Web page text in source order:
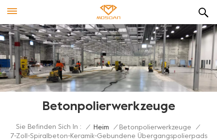
Betonpolierwerkzeuge
Sie Befinden Sich In : / Heim / Betonpolierwerkzeuge
/
7-Zoll-Spiralbeton-Keramik-Gebundene Übergangspolierpads